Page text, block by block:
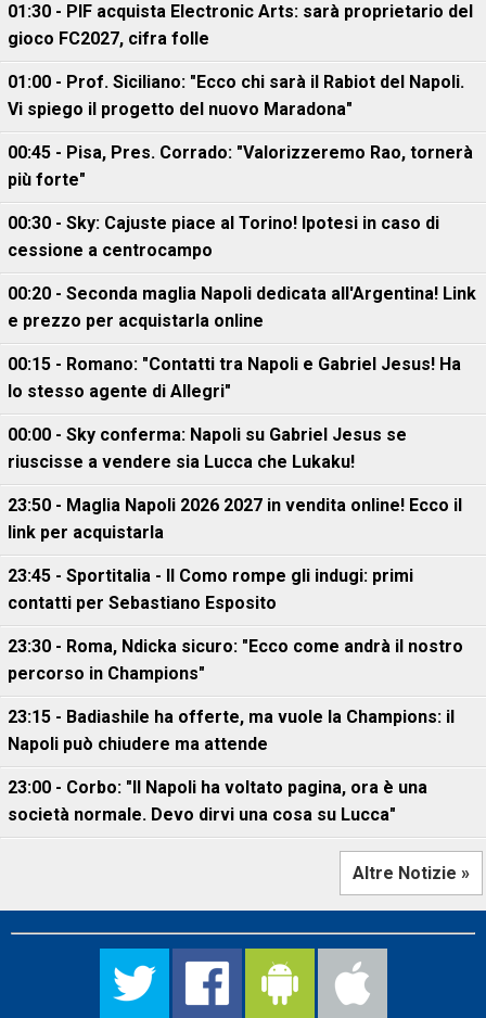
01:30 - PIF acquista Electronic Arts: sarà proprietario del
gioco FC2027, cifra folle
01:00 - Prof. Siciliano: "Ecco chi sarà il Rabiot del Napoli.
Vi spiego il progetto del nuovo Maradona"
00:45 - Pisa, Pres. Corrado: "Valorizzeremo Rao, tornerà
più forte"
00:30 - Sky: Cajuste piace al Torino! Ipotesi in caso di
cessione a centrocampo
00:20 - Seconda maglia Napoli dedicata all'Argentina! Link
e prezzo per acquistarla online
00:15 - Romano: "Contatti tra Napoli e Gabriel Jesus! Ha
lo stesso agente di Allegri"
00:00 - Sky conferma: Napoli su Gabriel Jesus se
riuscisse a vendere sia Lucca che Lukaku!
23:50 - Maglia Napoli 2026 2027 in vendita online! Ecco il
link per acquistarla
23:45 - Sportitalia - Il Como rompe gli indugi: primi
contatti per Sebastiano Esposito
23:30 - Roma, Ndicka sicuro: "Ecco come andrà il nostro
percorso in Champions"
23:15 - Badiashile ha offerte, ma vuole la Champions: il
Napoli può chiudere ma attende
23:00 - Corbo: "Il Napoli ha voltato pagina, ora è una
società normale. Devo dirvi una cosa su Lucca"
Altre Notizie »